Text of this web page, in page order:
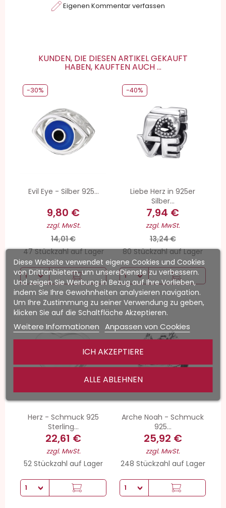
Eigenen Kommentar verfassen
KUNDEN, DIE DIESEN ARTIKEL GEKAUFT
HABEN, KAUFTEN AUCH ...
Evil Eye - Silber 925...
9,80 €
zzgl. MwSt.
14,01 €
47 Stückzahl auf Lager
-30%
Liebe Herz in 925er
Silber...
7,94 €
zzgl. MwSt.
13,24 €
80 Stückzahl auf Lager
-40%
Herz - Schmuck 925
Sterling...
22,61 €
zzgl. MwSt.
52 Stückzahl auf Lager
Arche Noah - Schmuck
925...
25,92 €
zzgl. MwSt.
248 Stückzahl auf Lager
Diese Website verwendet eigene Cookies und Cookies
von Drittanbietern, um unsereDienste zu verbessern.
Und zeigen Sie Werbung in Bezug auf Ihre Vorlieben,
indem Sie Ihre Gewohnheiten analysieren navigation.
Um Ihre Zustimmung zu seiner Verwendung zu geben,
klicken Sie auf die Schaltfläche Akzeptieren.
Weitere Informationen Anpassen von Cookies
ALLE ABLEHNEN
ICH AKZEPTIERE